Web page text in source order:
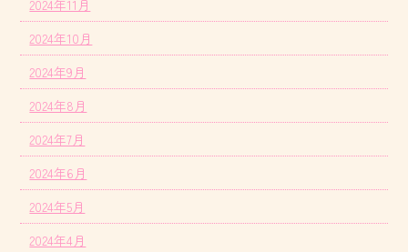
2024年11月
2024年10月
2024年9月
2024年8月
2024年7月
2024年6月
2024年5月
2024年4月